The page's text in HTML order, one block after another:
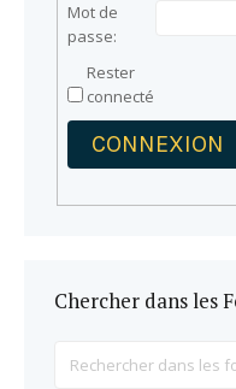
Mot de
passe:
Rester
connecté
CONNEXION
Chercher dans les